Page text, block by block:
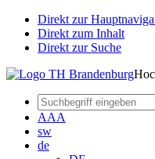
Direkt zur
Direkt zum Inhalt
Direkt zur Suche
AAA
sw
de